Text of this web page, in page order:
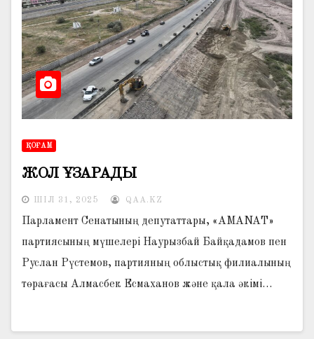
ҚОҒАМ
ЖОЛ ҰЗАРАДЫ
ШІЛ 31, 2025 QAA.KZ
Парламент Сенатының депутаттары, «AMANAT»
партиясының мүшелері Наурызбай Байқадамов пен
Руслан Рүстемов, партияның облыстық филиалының
төрағасы Алмасбек Есмаханов және қала әкімі…